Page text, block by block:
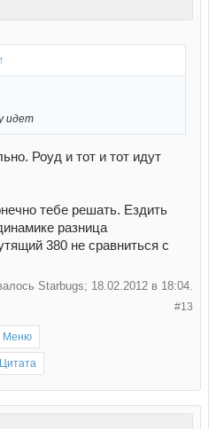
↑
идет
Роуд и тот и тот идут
тебе решать. Ездить
разница
380 не сравниться с
Starbugs; 18.02.2012 в 18:04.
#13
Меню
Цитата